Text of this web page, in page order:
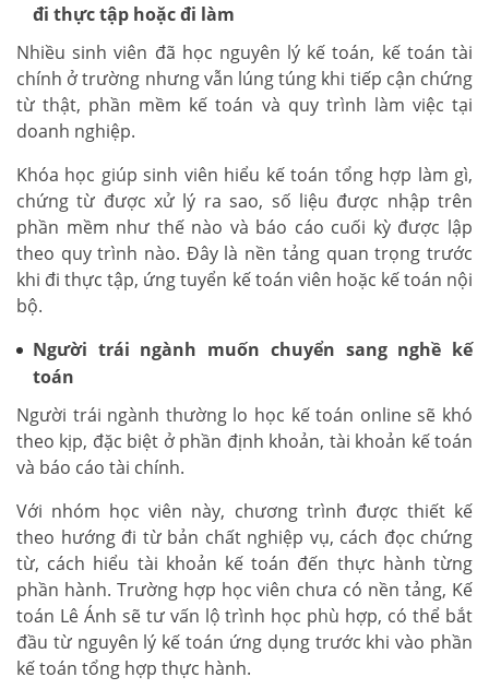
đi thực tập hoặc đi làm
Nhiều sinh viên đã học nguyên lý kế toán, kế toán tài
chính ở trường nhưng vẫn lúng túng khi tiếp cận chứng
từ thật, phần mềm kế toán và quy trình làm việc tại
doanh nghiệp.
Khóa học giúp sinh viên hiểu kế toán tổng hợp làm gì,
chứng từ được xử lý ra sao, số liệu được nhập trên
phần mềm như thế nào và báo cáo cuối kỳ được lập
theo quy trình nào. Đây là nền tảng quan trọng trước
khi đi thực tập, ứng tuyển kế toán viên hoặc kế toán nội
bộ.
Người trái ngành muốn chuyển sang nghề kế
toán
Người trái ngành thường lo học kế toán online sẽ khó
theo kịp, đặc biệt ở phần định khoản, tài khoản kế toán
và báo cáo tài chính.
Với nhóm học viên này, chương trình được thiết kế
theo hướng đi từ bản chất nghiệp vụ, cách đọc chứng
từ, cách hiểu tài khoản kế toán đến thực hành từng
phần hành. Trường hợp học viên chưa có nền tảng, Kế
toán Lê Ánh sẽ tư vấn lộ trình học phù hợp, có thể bắt
đầu từ nguyên lý kế toán ứng dụng trước khi vào phần
kế toán tổng hợp thực hành.